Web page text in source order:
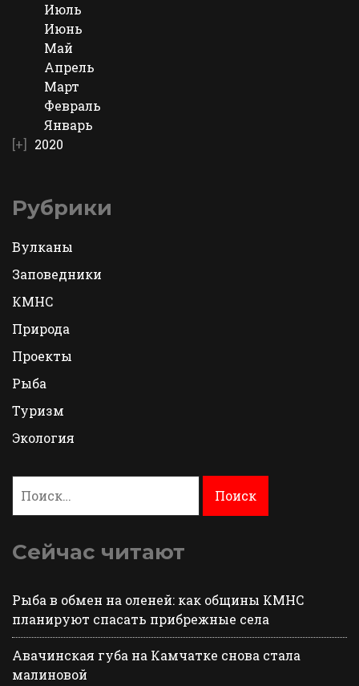
Июль
Июнь
Май
Апрель
Март
Февраль
Январь
2020
Рубрики
Вулканы
Заповедники
КМНС
Природа
Проекты
Рыба
Туризм
Экология
Сейчас читают
Рыба в обмен на оленей: как общины КМНС
планируют спасать прибрежные села
Авачинская губа на Камчатке снова стала
малиновой